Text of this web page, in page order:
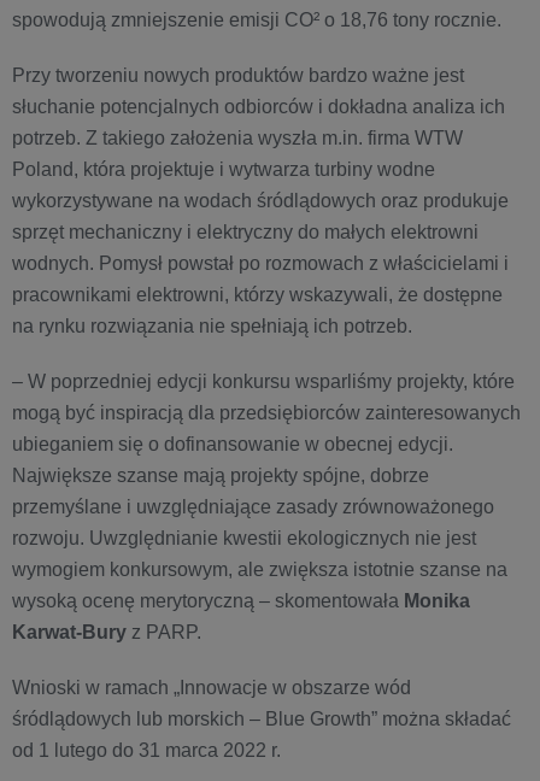
spowodują zmniejszenie emisji CO² o 18,76 tony rocznie.
Przy tworzeniu nowych produktów bardzo ważne jest
słuchanie potencjalnych odbiorców i dokładna analiza ich
potrzeb. Z takiego założenia wyszła m.in. firma WTW
Poland, która projektuje i wytwarza turbiny wodne
wykorzystywane na wodach śródlądowych oraz produkuje
sprzęt mechaniczny i elektryczny do małych elektrowni
wodnych. Pomysł powstał po rozmowach z właścicielami i
pracownikami elektrowni, którzy wskazywali, że dostępne
na rynku rozwiązania nie spełniają ich potrzeb.
– W poprzedniej edycji konkursu wsparliśmy projekty, które
mogą być inspiracją dla przedsiębiorców zainteresowanych
ubieganiem się o dofinansowanie w obecnej edycji.
Największe szanse mają projekty spójne, dobrze
przemyślane i uwzględniające zasady zrównoważonego
rozwoju. Uwzględnianie kwestii ekologicznych nie jest
wymogiem konkursowym, ale zwiększa istotnie szanse na
wysoką ocenę merytoryczną – skomentowała Monika
Karwat-Bury z PARP.
Wnioski w ramach „Innowacje w obszarze wód
śródlądowych lub morskich – Blue Growth” można składać
od 1 lutego do 31 marca 2022 r.